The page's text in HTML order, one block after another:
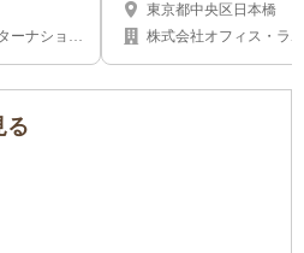
ーナショナ
東京都中央区日本橋
株式会社オフィス・ラボ
る